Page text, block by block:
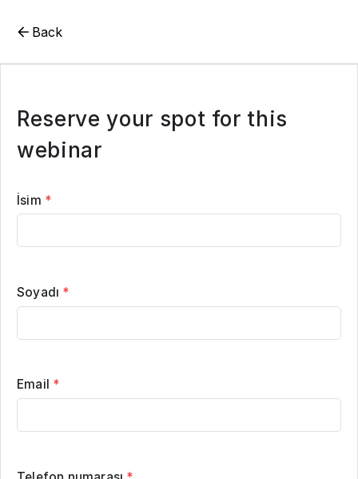
Back
Reserve your spot for this
webinar
İsim *
Soyadı *
Email *